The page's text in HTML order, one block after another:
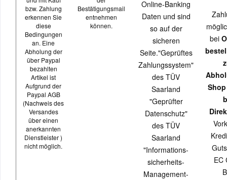
bzw. Zahlung
erkennen Sie
diese
Bedingungen
an. Eine
Abholung der
über Paypal
bezahlten
Artikel ist
Aufgrund der
Paypal AGB
(Nachweis des
Versandes
über einen
anerkannten
Dienstleister )
nicht möglich.
Bestätigungsmail
entnehmen
können.
Online-Banking
Daten und sind
so auf der
sicheren
Seite."Geprüftes
Zahlungssystem"
des TÜV
Saarland
"Geprüfter
Datenschutz"
des TÜV
Saarland
"Informations-
sicherheits-
Management-
bei
EC